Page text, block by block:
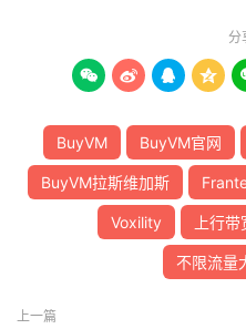
分
   
BuyVM BuyVM官网
BuyVM拉斯维加斯
Voxility 上行带
不限流量
上一篇